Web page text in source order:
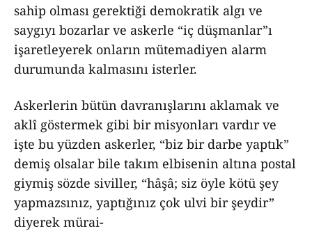
sahip olması gerektiği demokratik algı ve
saygıyı bozarlar ve askerle “iç düşmanlar”ı
işaretleyerek onların mütemadiyen alarm
durumunda kalmasını isterler.
Askerlerin bütün davranışlarını aklamak ve
aklî göstermek gibi bir misyonları vardır ve
işte bu yüzden askerler, “biz bir darbe yaptık”
demiş olsalar bile takım elbisenin altına postal
giymiş sözde siviller, “hâşâ; siz öyle kötü şey
yapmazsınız, yaptığınız çok ulvi bir şeydir”
diyerek mürai-